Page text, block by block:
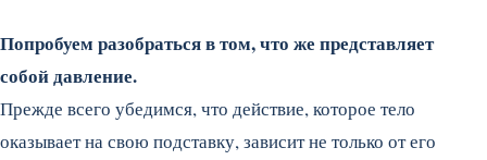
Попробуем разобраться в том, что же представляет
собой давление.
Прежде всего убедимся, что действие, которое тело
оказывает на свою подставку, зависит не только от его